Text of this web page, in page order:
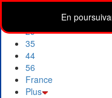
29
35
44
56
France
Plus
En